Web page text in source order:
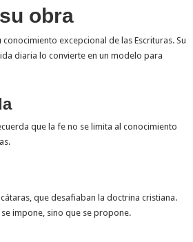
obra
excepcional de las Escrituras. Su
diaria lo convierte en un modelo para
que la fe no se limita al conocimiento
que desafiaban la doctrina cristiana.
impone, sino que se propone.